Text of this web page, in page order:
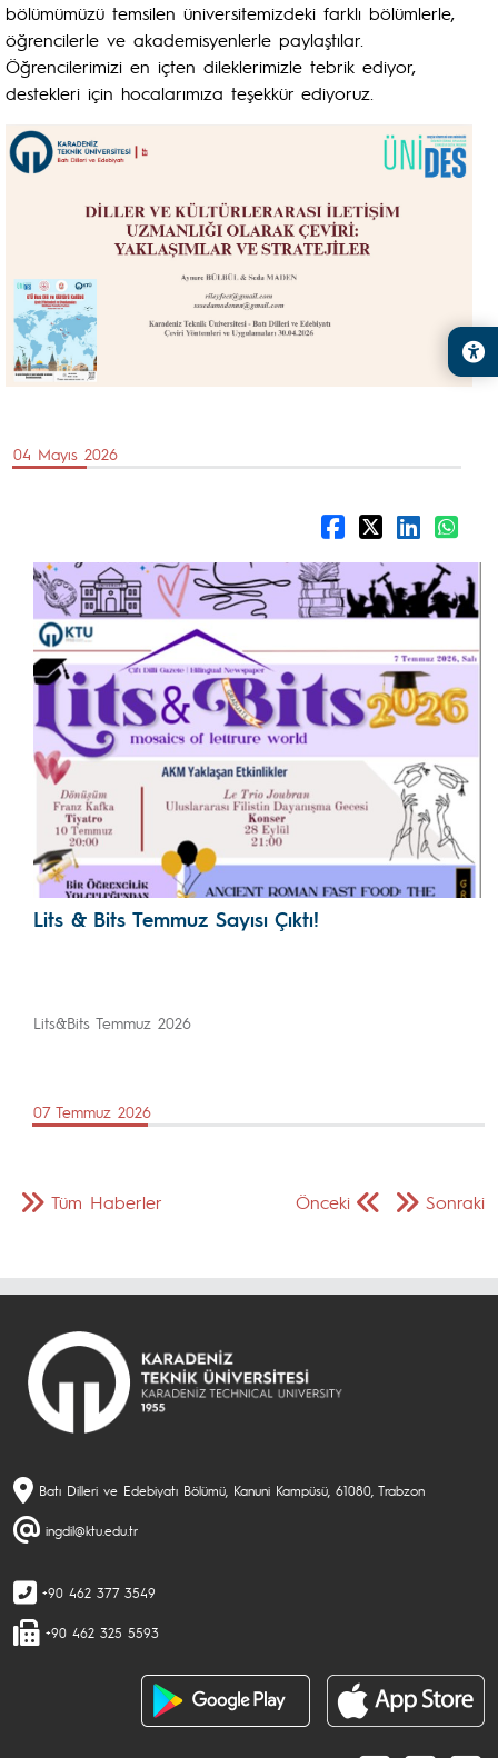
bölümümüzü temsilen üniversitemizdeki farklı bölümlerle,
öğrencilerle ve akademisyenlerle paylaştılar.
Öğrencilerimizi en içten dileklerimizle tebrik ediyor,
destekleri için hocalarımıza teşekkür ediyoruz.
04 Mayıs 2026
Lits & Bits Temmuz Sayısı Çıktı!
Lits&Bits Temmuz 2026
07 Temmuz 2026
Önceki Sonraki
Tüm Haberler
Batı Dilleri ve Edebiyatı Bölümü, Kanuni Kampüsü, 61080, Trabzon
ingdil@ktu.edu.tr
+90 462 377 3549
+90 462 325 5593